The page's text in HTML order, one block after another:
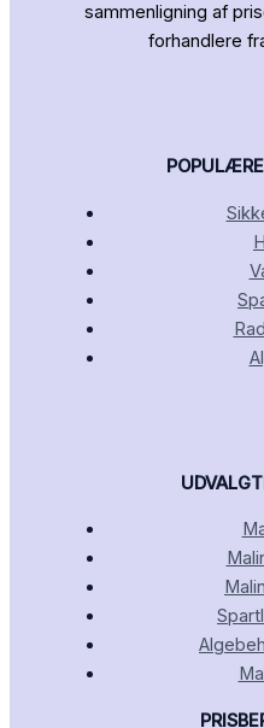
sammenligning af
forhandlere